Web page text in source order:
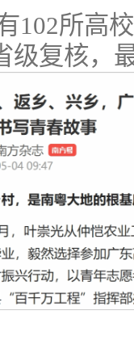
102所高
级复核，